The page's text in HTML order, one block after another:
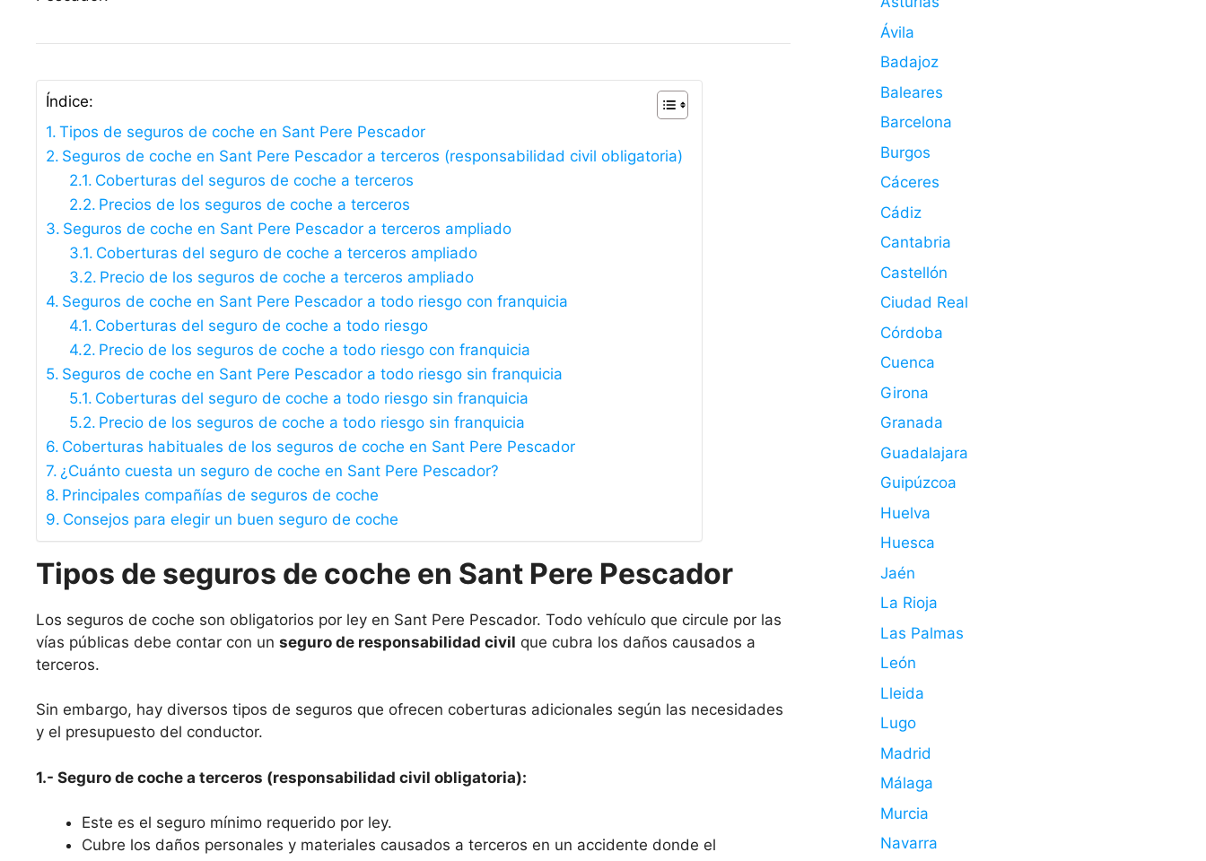
Índice:
Tipos de seguros de coche en Sant Pere Pescador
Seguros de coche en Sant Pere Pescador a terceros (responsabilidad civil obligatoria)
Coberturas del seguros de coche a terceros
Precios de los seguros de coche a terceros
Seguros de coche en Sant Pere Pescador a terceros ampliado
Coberturas del seguro de coche a terceros ampliado
Precio de los seguros de coche a terceros ampliado
Seguros de coche en Sant Pere Pescador a todo riesgo con franquicia
Coberturas del seguro de coche a todo riesgo
Precio de los seguros de coche a todo riesgo con franquicia
Seguros de coche en Sant Pere Pescador a todo riesgo sin franquicia
Coberturas del seguro de coche a todo riesgo sin franquicia
Precio de los seguros de coche a todo riesgo sin franquicia
Coberturas habituales de los seguros de coche en Sant Pere Pescador
¿Cuánto cuesta un seguro de coche en Sant Pere Pescador?
Principales compañías de seguros de coche
Consejos para elegir un buen seguro de coche
Tipos de seguros de coche en Sant Pere Pescador
Los seguros de coche son obligatorios por ley en Sant Pere Pescador. Todo vehículo que circule por las
vías públicas debe contar con un seguro de responsabilidad civil que cubra los daños causados a
terceros.
Sin embargo, hay diversos tipos de seguros que ofrecen coberturas adicionales según las necesidades
y el presupuesto del conductor.
1.- Seguro de coche a terceros (responsabilidad civil obligatoria):
Este es el seguro mínimo requerido por ley.
Cubre los daños personales y materiales causados a terceros en un accidente donde el
Ávila
Badajoz
Baleares
Barcelona
Burgos
Cáceres
Cádiz
Cantabria
Castellón
Ciudad Real
Córdoba
Cuenca
Girona
Granada
Guadalajara
Guipúzcoa
Huelva
Huesca
Jaén
La Rioja
Las Palmas
León
Lleida
Lugo
Madrid
Málaga
Murcia
Navarra